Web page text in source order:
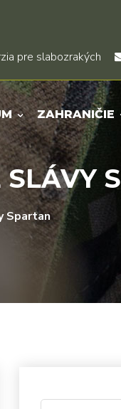
pre slabozrakých
ZAHRANIČIE
Spartan